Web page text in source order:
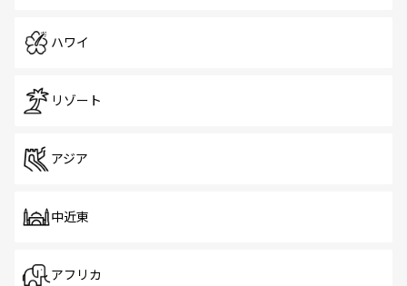
ハワイ
リゾート
アジア
中近東
アフリカ